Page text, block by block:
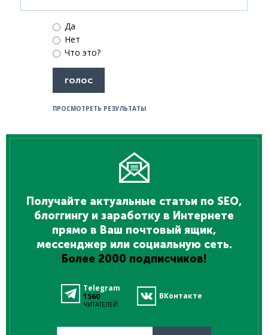
Да
Нет
Что это?
ПРОСМОТРЕТЬ РЕЗУЛЬТАТЫ
Получайте актуальные статьи по SEO,
блоггингу и заработку в Интернете
прямо в Ваш почтовый ящик,
мессенджер или социальную сеть.
Более 2000 подписчиков!
Telegram
1560
ЧИТАТЕЛЕЙ
ВКонтакте
Введите свой e-mail